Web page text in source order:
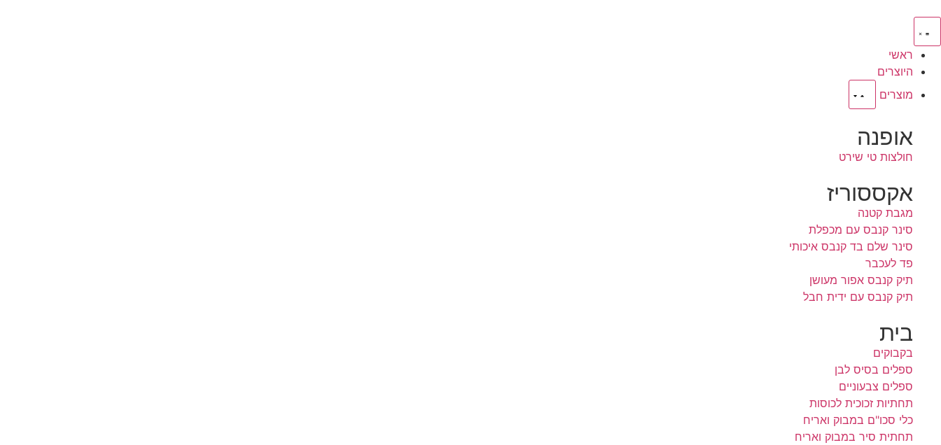
ראשי
היוצרים
מוצרים
אופנה
חולצות טי שירט
אקססוריז
מגבת קטנה
סינר קנבס עם מכפלת
סינר שלם בד קנבס איכותי
פד לעכבר
תיק קנבס אפור מעושן
תיק קנבס עם ידית חבל
בית
בקבוקים
ספלים בסיס לבן
ספלים צבעוניים
תחתיות זכוכית לכוסות
כלי סכו"ם במבוק ואריח
תחתית סיר במבוק ואריח